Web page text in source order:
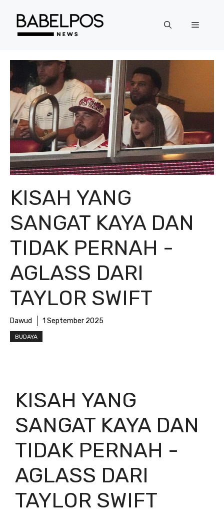
Menu
KISAH YANG
SANGAT KAYA DAN
TIDAK PERNAH -
AGLASS DARI
TAYLOR SWIFT
Dawud 1 September 2025
BUDAYA
KISAH YANG
SANGAT KAYA DAN
TIDAK PERNAH -
AGLASS DARI
TAYLOR SWIFT